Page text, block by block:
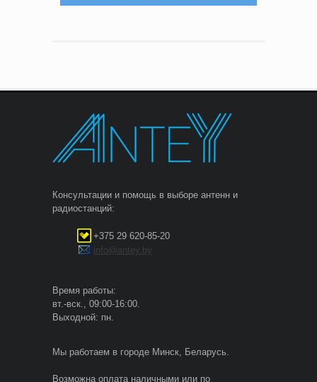
Консультации и помощь в выборе антенн и
радиостанций:
+375 29 620-85-20
info@antey.by
Время работы:
вт.-вск., 09:00-16:00.
Выходной: пн.
Мы работаем в городе Минск, Беларусь.
Возможна оплата наличными или по